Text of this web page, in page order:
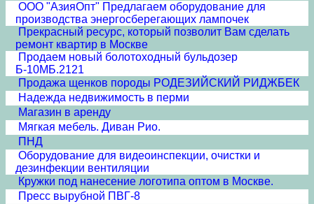
ООО "АзияОпт" Предлагаем оборудование для
производства энергосберегающих лампочек
Прекрасный ресурс, который позволит Вам сделать
ремонт квартир в Москве
Продаем новый болотоходный бульдозер
Б-10МБ.2121
Продажа щенков породы РОДЕЗИЙСКИЙ РИДЖБЕК
Надежда недвижимость в перми
Магазин в аренду
Мягкая мебель. Диван Рио.
ПНД
Оборудование для видеоинспекции, очистки и
дезинфекции вентиляции
Кружки под нанесение логотипа оптом в Москве.
Пресс вырубной ПВГ-8